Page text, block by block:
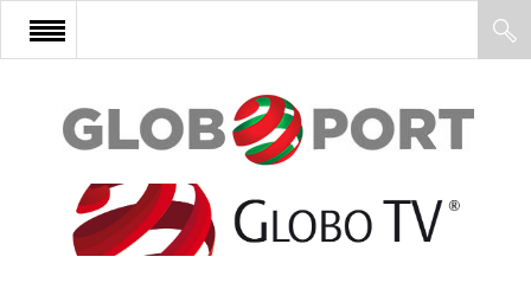
FŐOLDAL
AFRIKA